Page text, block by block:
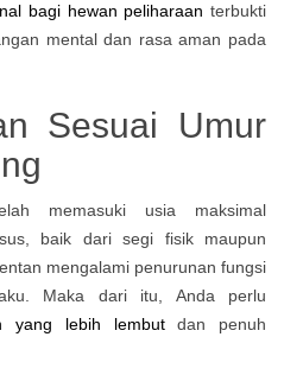
bagi hewan peliharaan terbukti
mental dan rasa aman pada
Sesuai Umur
memasuki usia maksimal
baik dari segi fisik maupun
mengalami penurunan fungsi
Maka dari itu, Anda perlu
yang lebih lembutdan penuh